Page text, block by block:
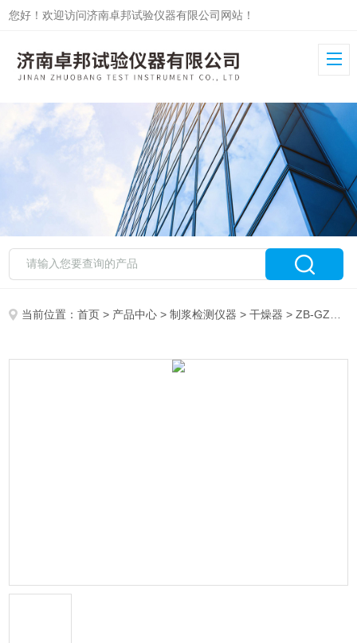
您好！欢迎访问济南卓邦试验仪器有限公司网站！
当前位置：首页 > 产品中心 >制浆检测仪器 >干燥器 > ZB-GZQ-2纸样真空干燥器